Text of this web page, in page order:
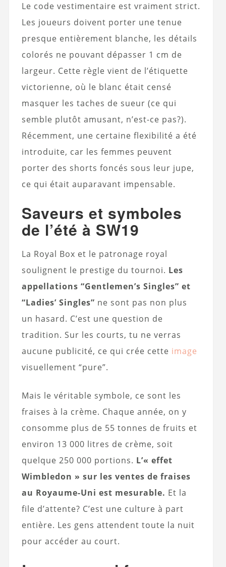
Le code vestimentaire est vraiment strict.
Les joueurs doivent porter une tenue
presque entièrement blanche, les détails
colorés ne pouvant dépasser 1 cm de
largeur. Cette règle vient de l’étiquette
victorienne, où le blanc était censé
masquer les taches de sueur (ce qui
semble plutôt amusant, n’est-ce pas?).
Récemment, une certaine flexibilité a été
introduite, car les femmes peuvent
porter des shorts foncés sous leur jupe,
ce qui était auparavant impensable.
Saveurs et symboles
de l’été à SW19
La Royal Box et le patronage royal
soulignent le prestige du tournoi. Les
appellations “Gentlemen’s Singles” et
“Ladies’ Singles” ne sont pas non plus
un hasard. C’est une question de
tradition. Sur les courts, tu ne verras
aucune publicité, ce qui crée cette image
visuellement “pure”.
Mais le véritable symbole, ce sont les
fraises à la crème. Chaque année, on y
consomme plus de 55 tonnes de fruits et
environ 13 000 litres de crème, soit
quelque 250 000 portions. L’« effet
Wimbledon » sur les ventes de fraises
au Royaume-Uni est mesurable. Et la
file d’attente? C’est une culture à part
entière. Les gens attendent toute la nuit
pour accéder au court.